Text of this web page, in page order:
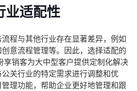
业适配性
程与其他行业存在显著差异，例如
意流程管理等。因此，选择适配的
享销客为大中型客户提供定制化解决
关行业的特定需求进行调整和优
理功能，帮助企业更好地管理和跟